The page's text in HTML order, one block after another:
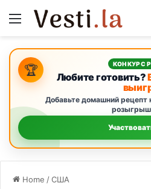
Menu
🏆 КОНКУРС
Любите готовить?
Добавьте домашний рецепт
Home /США